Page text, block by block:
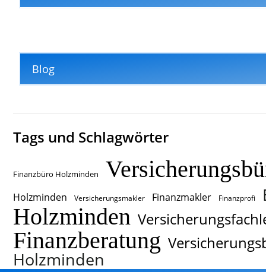
Blog
Tags und Schlagwörter
Finanzbüro Holzminden
Holzminden Versicherungsmakler Finanzmakler Finanzprofi
Holzminden
Finanzberatung
Holzminden